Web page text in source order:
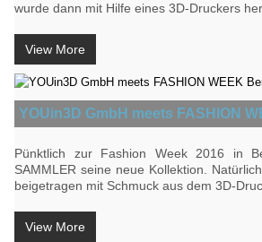
wurde dann mit Hilfe eines 3D-Druckers
View More
YOUin3D GmbH meets FASHION
Pünktlich zur Fashion Week 2016 in
SAMMLER seine neue Kollektion.
beigetragen mit Schmuck aus dem 3D-
View More